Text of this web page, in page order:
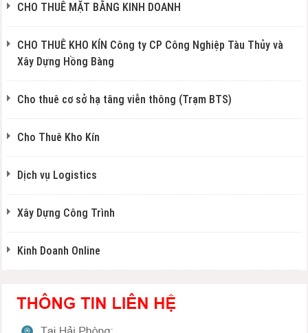
CHO THUÊ MẶT BẰNG KINH DOANH
CHO THUÊ KHO KÍN Công ty CP Công Nghiệp Tàu Thủy và
Xây Dựng Hồng Bàng
Cho thuê cơ sở hạ tâng viễn thông (Trạm BTS)
Cho Thuê Kho Kín
Dịch vụ Logistics
Xây Dựng Công Trình
Kinh Doanh Online